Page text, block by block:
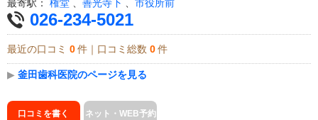
最寄駅： 権堂 、 善光寺下 、 市役所前
026-234-5021
最近の口コミ 0 件｜口コミ総数 0 件
▶ 釜田歯科医院のページを見る
口コミを書く ネット・WEB予約